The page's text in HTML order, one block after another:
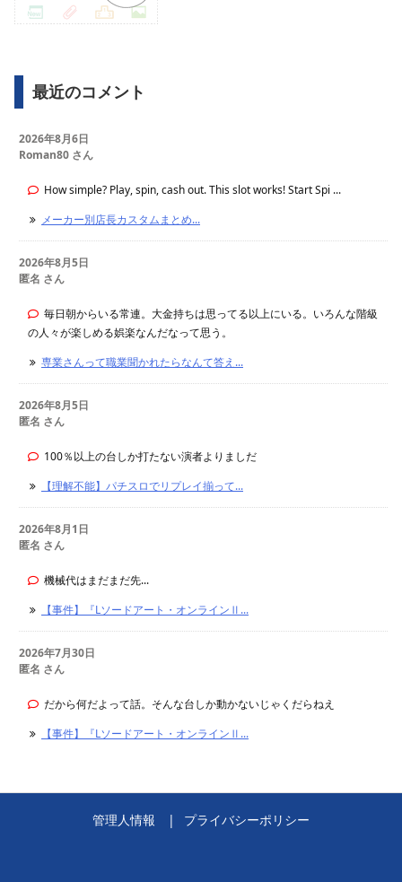
最近のコメント
2026年8月6日
Roman80 さん
How simple? Play, spin, cash out. This slot works! Start Spi ...
メーカー別店長カスタムまとめ...
2026年8月5日
匿名 さん
毎日朝からいる常連。大金持ちは思ってる以上にいる。いろんな階級
の人々が楽しめる娯楽なんだなって思う。
専業さんって職業聞かれたらなんて答え...
2026年8月5日
匿名 さん
100％以上の台しか打たない演者よりましだ
【理解不能】パチスロでリプレイ揃って...
2026年8月1日
匿名 さん
機械代はまだまだ先...
【事件】『Lソードアート・オンラインⅡ...
2026年7月30日
匿名 さん
だから何だよって話。そんな台しか動かないじゃくだらねえ
【事件】『Lソードアート・オンラインⅡ...
管理人情報 プライバシーポリシー